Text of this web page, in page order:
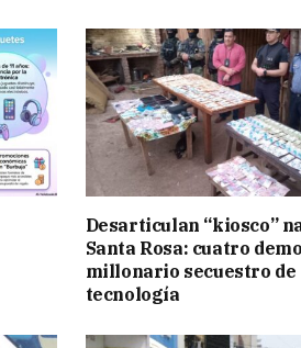
Desarticulan “kiosco”
Santa Rosa: cuatro
millonario secuestro de
tecnología